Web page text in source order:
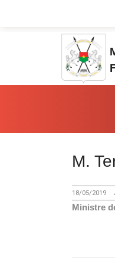
M.
18/05/2019
Ministre